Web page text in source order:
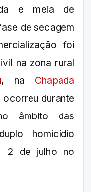
e meia de
de secagem
foi
na zona rural
, na Chapada
durante
âmbito das
homicídio
2 de julho no